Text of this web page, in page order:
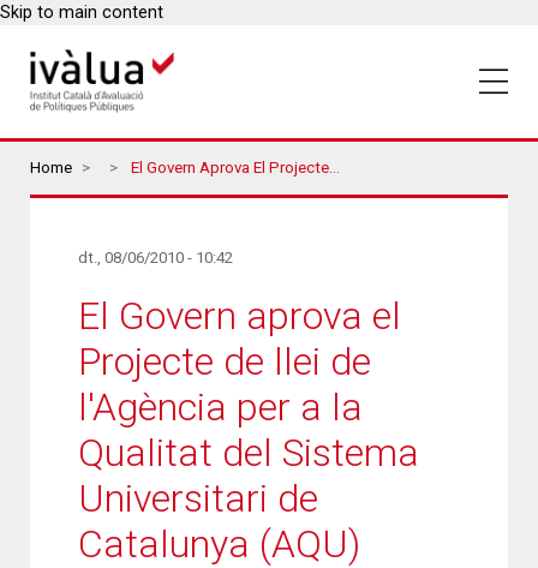
Skip to main content
Breadcrumbs
Home El Govern Aprova El Projecte De Llei De L'Agència Per A La Qualitat Del Sistema Universitari De Catalunya (AQU)
dt., 08/06/2010 - 10:42
El Govern aprova el
Projecte de llei de
l'Agència per a la
Qualitat del Sistema
Universitari de
Catalunya (AQU)